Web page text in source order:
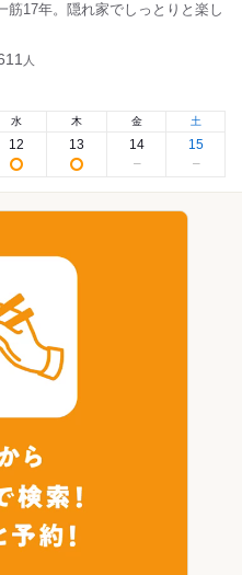
17年。隠れ家でしっとりと楽し
人
水
12
木
13
金
14
土
15